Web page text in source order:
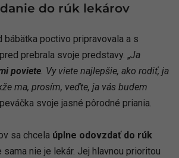
do rúk lekárov
bábätka poctivo pripravovala a s
prebrala svoje predstavy. „Ja
poviete. Vy viete najlepšie, ako rodiť, ja
ma, prosím, veďte, ja vás budem
svoje jasné pôrodné priania.
sa chcela úplne odovzdať do rúk
sama nie je lekár. Jej hlavnou prioritou